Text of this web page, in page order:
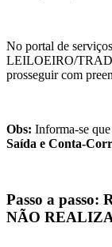
No portal de
LEILOEIRO/
prosseguir com
Obs: Informa-se
Saída e Conta-
Passo a
NÃO